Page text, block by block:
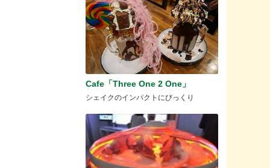
Cafe「Three One 2 One」
シェイクのインパクトにびっくり